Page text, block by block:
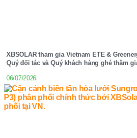
XBSOLAR tham gia Vietnam ETE &
Quý đối tác và Quý khách hàng ghé thăm
06/07/2026